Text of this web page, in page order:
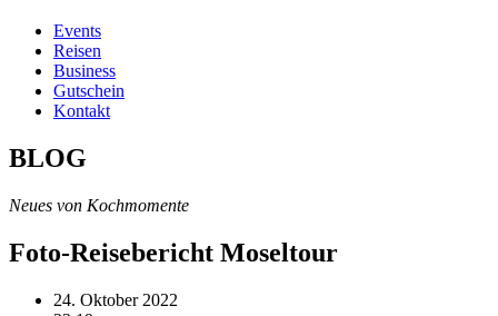
Events
Reisen
Business
Gutschein
Kontakt
BLOG
Neues von Kochmomente
Foto-Reisebericht Moseltour
24. Oktober 2022